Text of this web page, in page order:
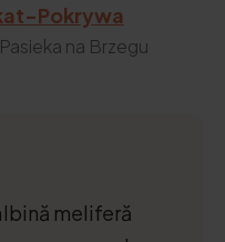
Pokrywa
na Brzegu
meliferă